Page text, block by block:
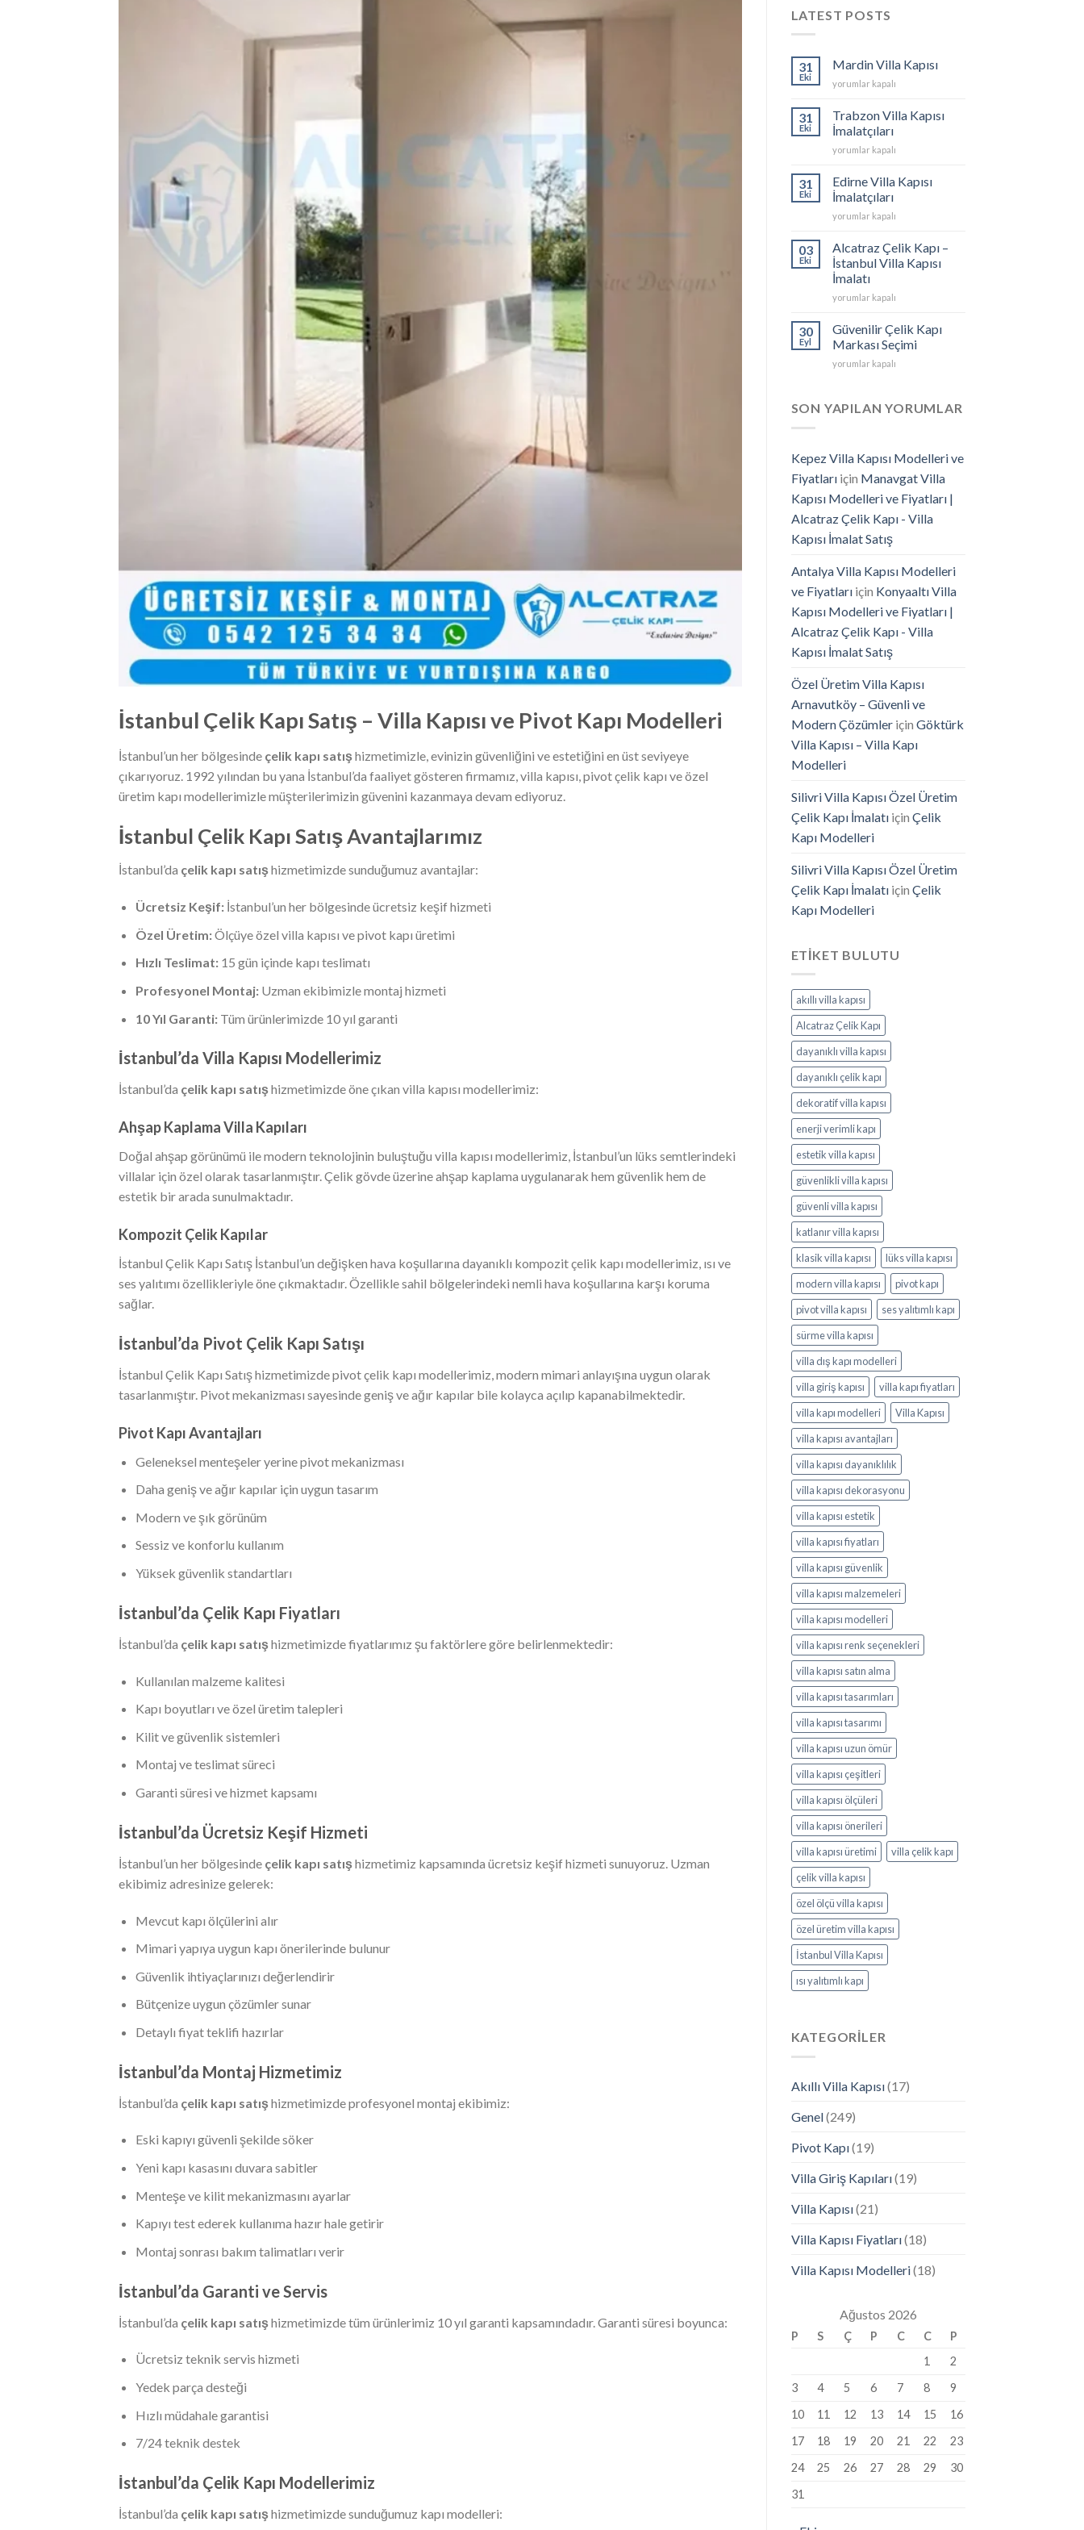
İstanbul Çelik Kapı Satış – Villa Kapısı ve Pivot Kapı Modelleri
İstanbul’un her bölgesinde çelik kapı satışhizmetimizle, evinizin güvenliğini ve estetiğini en üst seviyeye
çıkarıyoruz. 1992 yılından bu yana İstanbul’da faaliyet gösteren firmamız, villa kapısı, pivot çelik kapı ve özel
üretim kapı modellerimizle müşterilerimizin güvenini kazanmaya devam ediyoruz.
İstanbul Çelik Kapı Satış Avantajlarımız
İstanbul’da çelik kapı satışhizmetimizde sunduğumuz avantajlar:
Ücretsiz Keşif:İstanbul’un her bölgesinde ücretsiz keşif hizmeti
Özel Üretim:Ölçüye özel villa kapısı ve pivot kapı üretimi
Hızlı Teslimat:15 gün içinde kapı teslimatı
Profesyonel Montaj:Uzman ekibimizle montaj hizmeti
10 Yıl Garanti:Tüm ürünlerimizde 10 yıl garanti
İstanbul’da Villa Kapısı Modellerimiz
İstanbul’da çelik kapı satışhizmetimizde öne çıkan villa kapısı modellerimiz:
Ahşap Kaplama Villa Kapıları
Doğal ahşap görünümü ile modern teknolojinin buluştuğu villa kapısı modellerimiz, İstanbul’un lüks semtlerindeki
villalar için özel olarak tasarlanmıştır. Çelik gövde üzerine ahşap kaplama uygulanarak hem güvenlik hem de
estetik bir arada sunulmaktadır.
Kompozit Çelik Kapılar
İstanbul Çelik Kapı Satış İstanbul’un değişken hava koşullarına dayanıklı kompozit çelik kapı modellerimiz, ısı ve
ses yalıtımı özellikleriyle öne çıkmaktadır. Özellikle sahil bölgelerindeki nemli hava koşullarına karşı koruma
sağlar.
İstanbul’da Pivot Çelik Kapı Satışı
İstanbul Çelik Kapı Satış hizmetimizde pivot çelik kapı modellerimiz, modern mimari anlayışına uygun olarak
tasarlanmıştır. Pivot mekanizması sayesinde geniş ve ağır kapılar bile kolayca açılıp kapanabilmektedir.
Pivot Kapı Avantajları
Geleneksel menteşeler yerine pivot mekanizması
Daha geniş ve ağır kapılar için uygun tasarım
Modern ve şık görünüm
Sessiz ve konforlu kullanım
Yüksek güvenlik standartları
İstanbul’da Çelik Kapı Fiyatları
İstanbul’da çelik kapı satışhizmetimizde fiyatlarımız şu faktörlere göre belirlenmektedir:
Kullanılan malzeme kalitesi
Kapı boyutları ve özel üretim talepleri
Kilit ve güvenlik sistemleri
Montaj ve teslimat süreci
Garanti süresi ve hizmet kapsamı
İstanbul’da Ücretsiz Keşif Hizmeti
İstanbul’un her bölgesinde çelik kapı satışhizmetimiz kapsamında ücretsiz keşif hizmeti sunuyoruz. Uzman
ekibimiz adresinize gelerek:
Mevcut kapı ölçülerini alır
Mimari yapıya uygun kapı önerilerinde bulunur
Güvenlik ihtiyaçlarınızı değerlendirir
Bütçenize uygun çözümler sunar
Detaylı fiyat teklifi hazırlar
İstanbul’da Montaj Hizmetimiz
İstanbul’da çelik kapı satışhizmetimizde profesyonel montaj ekibimiz:
Eski kapıyı güvenli şekilde söker
Yeni kapı kasasını duvara sabitler
Menteşe ve kilit mekanizmasını ayarlar
Kapıyı test ederek kullanıma hazır hale getirir
Montaj sonrası bakım talimatları verir
İstanbul’da Garanti ve Servis
İstanbul’da çelik kapı satışhizmetimizde tüm ürünlerimiz 10 yıl garanti kapsamındadır. Garanti süresi boyunca:
Ücretsiz teknik servis hizmeti
Yedek parça desteği
Hızlı müdahale garantisi
7/24 teknik destek
İstanbul’da Çelik Kapı Modellerimiz
İstanbul’da çelik kapı satışhizmetimizde sunduğumuz kapı modelleri:
LATEST POSTS
31
Eki
Mardin Villa Kapısı
Mardin
Kapısı
için
yorumlar kapalı
31
Eki
Trabzon Villa Kapısı
İmalatçıları
Trabzon
Kapısı
İmalatçıları
için
yorumlar kapalı
31
Eki
Edirne Villa Kapısı
İmalatçıları
Edirne
Kapısı
İmalatçıları
için
yorumlar kapalı
03
Eki
Alcatraz Çelik Kapı –
İstanbul Villa Kapısı
İmalatı
Alcatraz
Kapı
İstanbul
Villa
için
yorumlar kapalı
30
Eyl
Güvenilir Çelik Kapı
Markası Seçimi
Güvenilir
Markası
yorumlar kapalı
SON YAPILAN YORUMLAR
Kepez Villa Kapısı Modelleri ve
Fiyatlarıiçin Manavgat Villa
Kapısı Modelleri ve Fiyatları |
Alcatraz Çelik Kapı - Villa
Kapısı İmalat Satış
Antalya Villa Kapısı Modelleri
ve Fiyatlarıiçin Konyaaltı Villa
Kapısı Modelleri ve Fiyatları |
Alcatraz Çelik Kapı - Villa
Kapısı İmalat Satış
Özel Üretim Villa Kapısı
Arnavutköy – Güvenli ve
Modern Çözümleriçin Göktürk
Villa Kapısı – Villa Kapı
Modelleri
Silivri Villa Kapısı Özel Üretim
Çelik Kapı İmalatıiçin Çelik
Kapı Modelleri
Silivri Villa Kapısı Özel Üretim
Çelik Kapı İmalatıiçin Çelik
Kapı Modelleri
ETIKET BULUTU
akıllı villa kapısı
Alcatraz Çelik Kapı
dayanıklı villa kapısı
dayanıklı çelik kapı
dekoratif villa kapısı
enerji verimli kapı
estetik villa kapısı
güvenlikli villa kapısı
güvenli villa kapısı
katlanır villa kapısı
klasik villa kapısı
lüks villa kapısı
modern villa kapısı
pivot kapı
pivot villa kapısı
ses yalıtımlı kapı
sürme villa kapısı
villa dış kapı modelleri
villa giriş kapısı
villa kapı fiyatları
villa kapı modelleri
Villa Kapısı
villa kapısı avantajları
villa kapısı dayanıklılık
villa kapısı dekorasyonu
villa kapısı estetik
villa kapısı fiyatları
villa kapısı güvenlik
villa kapısı malzemeleri
villa kapısı modelleri
villa kapısı renk seçenekleri
villa kapısı satın alma
villa kapısı tasarımları
villa kapısı tasarımı
villa kapısı uzun ömür
villa kapısı çeşitleri
villa kapısı ölçüleri
villa kapısı önerileri
villa kapısı üretimi
villa çelik kapı
çelik villa kapısı
özel ölçü villa kapısı
özel üretim villa kapısı
İstanbul Villa Kapısı
ısı yalıtımlı kapı
KATEGORILER
Akıllı Villa Kapısı(17)
Genel(249)
Pivot Kapı(19)
Villa Giriş Kapıları(19)
Villa Kapısı(21)
Villa Kapısı Fiyatları(18)
Villa Kapısı Modelleri(18)
Ağustos 2026
P S Ç P C C
P
1
2
3
4 5 6 7 8
9
10
11 12 13 14 15
16
17
18 19 20 21 22
23
24
25 26 27 28 29
30
31